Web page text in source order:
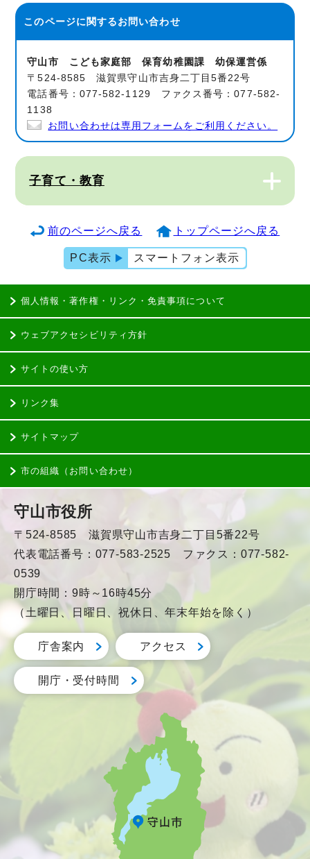
このページに関するお問い合わせ
守山市 こども家庭部 保育幼稚園課 幼保運営係
〒524-8585 滋賀県守山市吉身二丁目5番22号
電話番号：077-582-1129 ファクス番号：077-582-
1138
お問い合わせは専用フォームをご利用ください。
子育て・教育
前のページへ戻る トップページへ戻る
PC表示 スマートフォン表示
個人情報・著作権・リンク・免責事項について
ウェブアクセシビリティ方針
サイトの使い方
リンク集
サイトマップ
市の組織（お問い合わせ）
守山市役所
〒524-8585 滋賀県守山市吉身二丁目5番22号
代表電話番号：077-583-2525 ファクス：077-582-
0539
開庁時間：9時～16時45分
（土曜日、日曜日、祝休日、年末年始を除く）
庁舎案内 アクセス
開庁・受付時間